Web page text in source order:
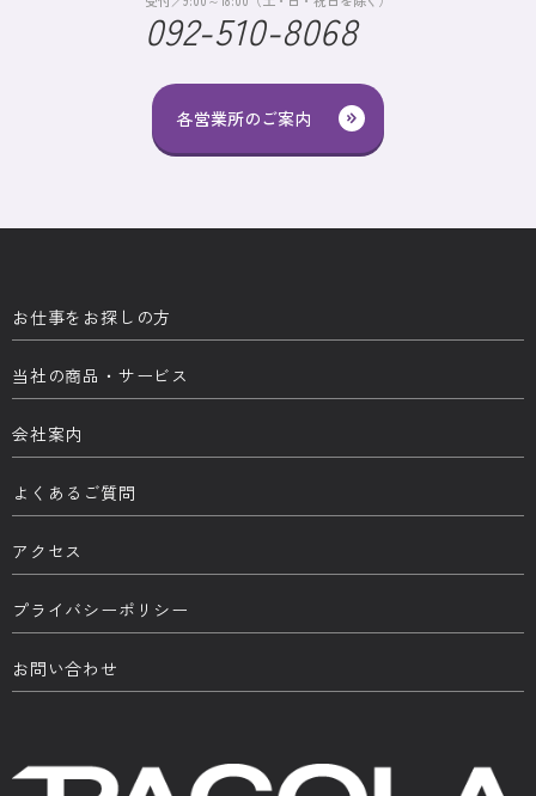
各営業所のご案内
092-510-8068
お仕事をお探しの方
当社の商品・サービス
会社案内
よくあるご質問
アクセス
プライバシーポリシー
お問い合わせ